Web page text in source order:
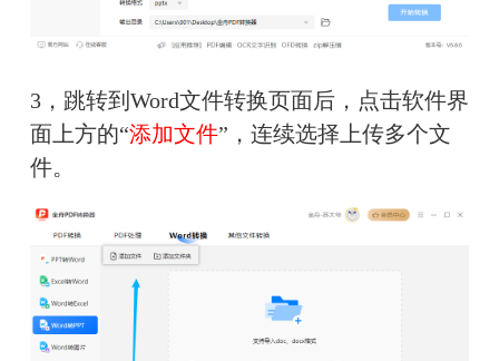
3，跳转到Word文件转换页面后，点击软件界
面上方的“添加文件”，连续选择上传多个文
件。